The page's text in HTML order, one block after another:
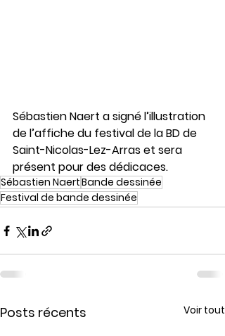
Sébastien Naert a signé l’illustration
de l’affiche du festival de la BD de
Saint-Nicolas-Lez-Arras et sera
présent pour des dédicaces.
Sébastien NaertBande dessinée
Festival de bande dessinée
Posts récents Voir tout